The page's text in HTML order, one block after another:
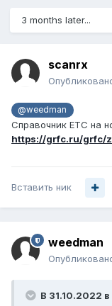
3 months later...
scanrx
@weedman
Справочник ЕТС на
https://grfc.ru/grfc/
Вставить ник
weedman
В 31.10.2022 в